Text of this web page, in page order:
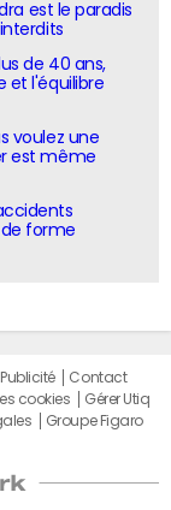
est le paradis
de 40 ans,
et l'équilibre
voulez une
est même
forme
Publicité
Contact
cookies
Gérer Utiq
Groupe Figaro